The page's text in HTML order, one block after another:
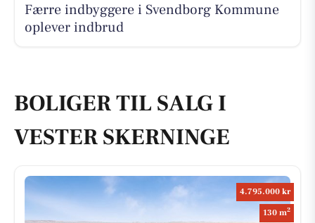
Færre indbyggere i Svendborg Kommune
oplever indbrud
BOLIGER TIL SALG I
VESTER SKERNINGE
4.795.000 kr
130 m2